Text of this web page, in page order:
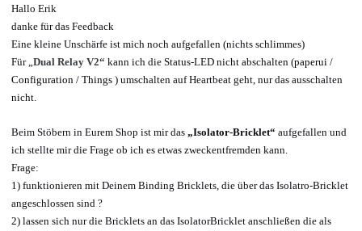
Hallo Erik
danke für das Feedback
Eine kleine Unschärfe ist mich noch aufgefallen (nichts schlimmes)
Für „ Dual Relay V2“ kann ich die Status-LED nicht abschalten (paperui /
Configuration / Things ) umschalten auf Heartbeat geht, nur das ausschalten
nicht.
Beim Stöbern in Eurem Shop ist mir das „Isolator-Bricklet“ aufgefallen und
ich stellte mir die Frage ob ich es etwas zweckentfremden kann.
Frage:
1) funktionieren mit Deinem Binding Bricklets, die über das Isolatro-Bricklet
angeschlossen sind ?
2) lassen sich nur die Bricklets an das IsolatorBricklet anschließen die als